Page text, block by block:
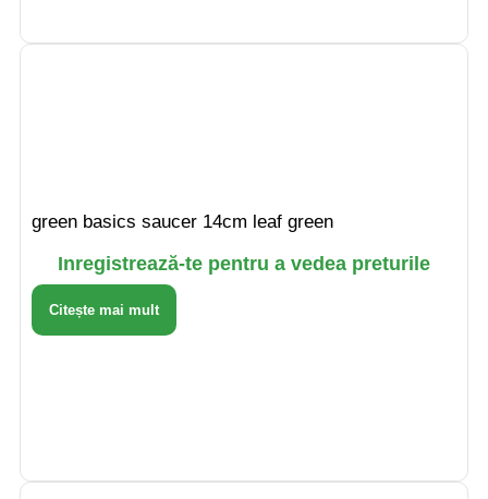
green basics saucer 14cm leaf green
Inregistrează-te pentru a vedea preturile
Citește mai mult